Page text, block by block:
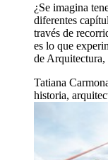
¿Se imagina
diferentes
través de
es lo que
de Arquitectura,
Tatiana
historia,